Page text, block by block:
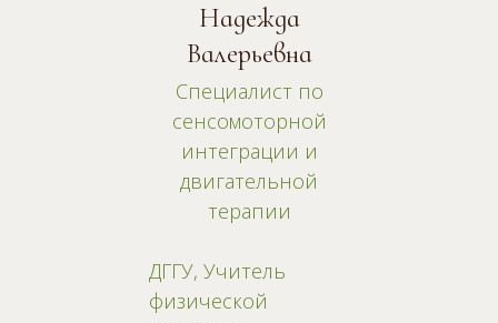
Надежда
Валерьевна
Специалист по
сенсомоторной
интеграции и
двигательной
терапии
ДГГУ, Учитель
физической